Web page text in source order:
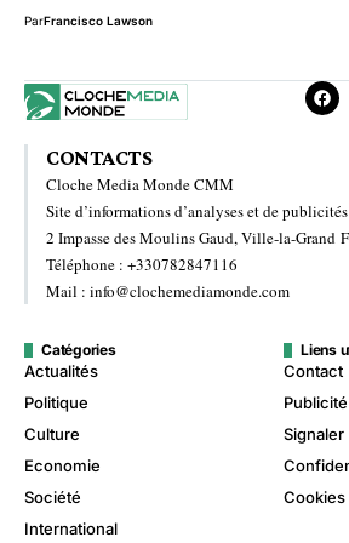
ParFrancisco Lawson
CONTACTS
Cloche Media Monde CMM
Site d’informations d’analyses et de publicités
2 Impasse des Moulins Gaud, Ville-la-Grand
Téléphone : +330782847116
Mail : info@clochemediamonde.com
Catégories
Actualités
Politique
Culture
Economie
Société
International
Liens
Contact
Publicité
Signaler
Cookies